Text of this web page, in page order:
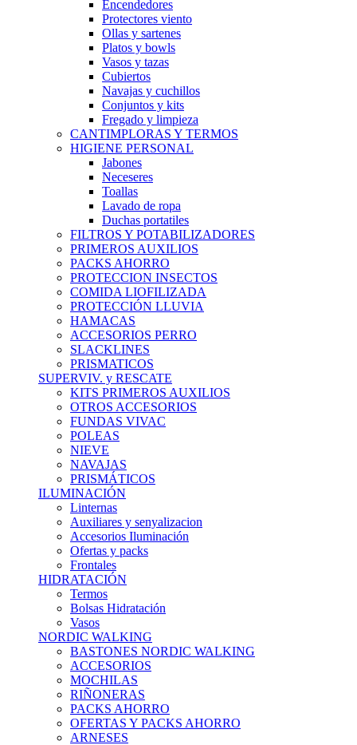
Encendedores
Protectores viento
Ollas y sartenes
Platos y bowls
Vasos y tazas
Cubiertos
Navajas y cuchillos
Conjuntos y kits
Fregado y limpieza
CANTIMPLORAS Y TERMOS
HIGIENE PERSONAL
Jabones
Neceseres
Toallas
Lavado de ropa
Duchas portatiles
FILTROS Y POTABILIZADORES
PRIMEROS AUXILIOS
PACKS AHORRO
PROTECCION INSECTOS
COMIDA LIOFILIZADA
PROTECCIÓN LLUVIA
HAMACAS
ACCESORIOS PERRO
SLACKLINES
PRISMATICOS
SUPERVIV. y RESCATE
KITS PRIMEROS AUXILIOS
OTROS ACCESORIOS
FUNDAS VIVAC
POLEAS
NIEVE
NAVAJAS
PRISMÁTICOS
ILUMINACIÓN
Linternas
Auxiliares y senyalizacion
Accesorios Iluminación
Ofertas y packs
Frontales
HIDRATACIÓN
Termos
Bolsas Hidratación
Vasos
NORDIC WALKING
BASTONES NORDIC WALKING
ACCESORIOS
MOCHILAS
RIÑONERAS
PACKS AHORRO
OFERTAS Y PACKS AHORRO
ARNESES